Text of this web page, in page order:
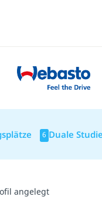
6 Duale
angelegt